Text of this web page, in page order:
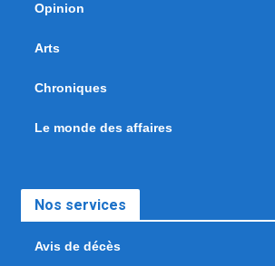
Opinion
Arts
Chroniques
Le monde des affaires
Nos services
Avis de décès